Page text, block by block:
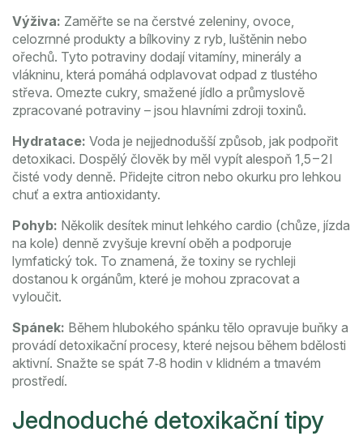
Výživa: Zaměřte se na čerstvé zeleniny, ovoce,
celozrnné produkty a bílkoviny z ryb, luštěnin nebo
ořechů. Tyto potraviny dodají vitamíny, minerály a
vlákninu, která pomáhá odplavovat odpad z tlustého
střeva. Omezte cukry, smažené jídlo a průmyslově
zpracované potraviny – jsou hlavními zdroji toxinů.
Hydratace: Voda je nejjednodušší způsob, jak podpořit
detoxikaci. Dospělý člověk by měl vypít alespoň 1,5 – 2 l
čisté vody denně. Přidejte citron nebo okurku pro lehkou
chuť a extra antioxidanty.
Pohyb: Několik desítek minut lehkého cardio (chůze, jízda
na kole) denně zvyšuje krevní oběh a podporuje
lymfatický tok. To znamená, že toxiny se rychleji
dostanou k orgánům, které je mohou zpracovat a
vyloučit.
Spánek: Během hlubokého spánku tělo opravuje buňky a
provádí detoxikační procesy, které nejsou během bdělosti
aktivní. Snažte se spát 7‑8 hodin v klidném a tmavém
prostředí.
Jednoduché detoxikační tipy